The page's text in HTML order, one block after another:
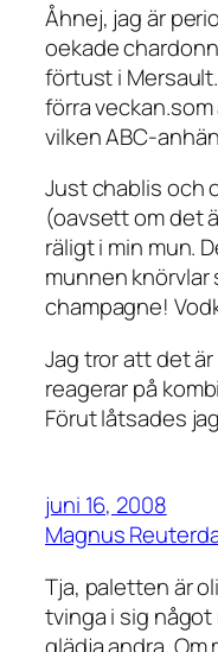
Åhnej, jag är
oekade
förtust i
förra
vilken ABC-
Just chablis och
(oavsett om det
räligt i min mun.
munnen knörvlar
champagne!
Jag tror att det
reagerar på
Förut låtsades
juni 16, 2008
Magnus
Tja, paletten är
tvinga i sig
glädja andra. Om